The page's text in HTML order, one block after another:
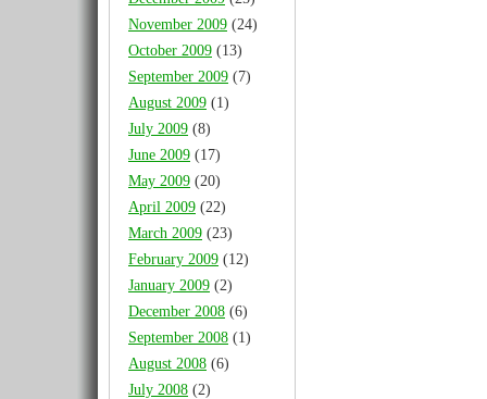
November 2009 (24)
October 2009 (13)
September 2009 (7)
August 2009 (1)
July 2009 (8)
June 2009 (17)
May 2009 (20)
April 2009 (22)
March 2009 (23)
February 2009 (12)
January 2009 (2)
December 2008 (6)
September 2008 (1)
August 2008 (6)
July 2008 (2)